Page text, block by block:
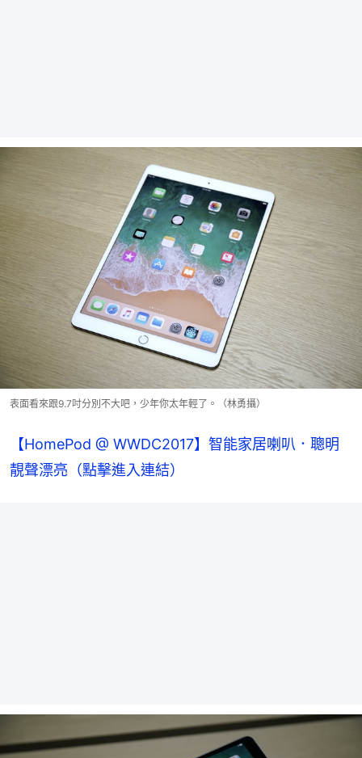
表面看來跟9.7吋分別不大吧，少年你太年輕了。（林勇攝）
【HomePod @ WWDC2017】智能家居喇叭．聰明
靚聲漂亮（點擊進入連結）